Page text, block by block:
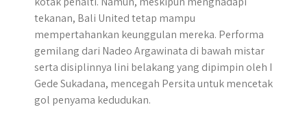
tekanan, Bali United tetap mampu
mempertahankan keunggulan mereka. Performa
gemilang dari Nadeo Argawinata di bawah mistar
serta disiplinnya lini belakang yang dipimpin oleh I
Gede Sukadana, mencegah Persita untuk mencetak
gol penyama kedudukan.